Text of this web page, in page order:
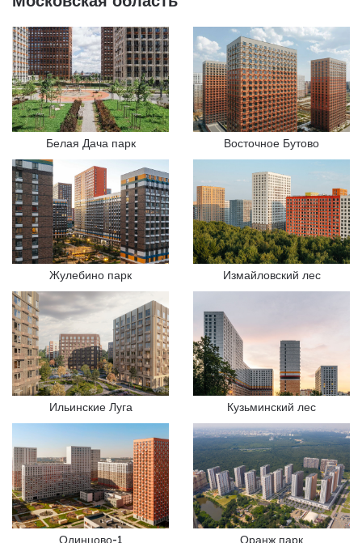
Белая Дача парк Восточное Бутово
Жулебино парк Измайловский лес
Ильинские Луга Кузьминский лес
Одинцово-1 Оранж парк